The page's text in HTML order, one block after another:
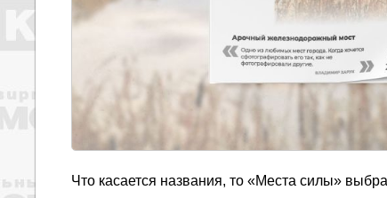
Что касается названия, то «Места силы»